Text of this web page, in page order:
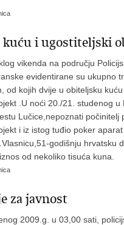
kuću i ugostiteljski
vikenda na području
evidentirane su ukupno
od kojih dvije u obiteljsku
.U noći 20./21. studenog u
Lučice,nepoznati počinitelj
i iz istog tuđio poker
godišnju hrvatsku
od nekoliko tisuća kuna.
za javnost
2009.g. u 03,00 sati,